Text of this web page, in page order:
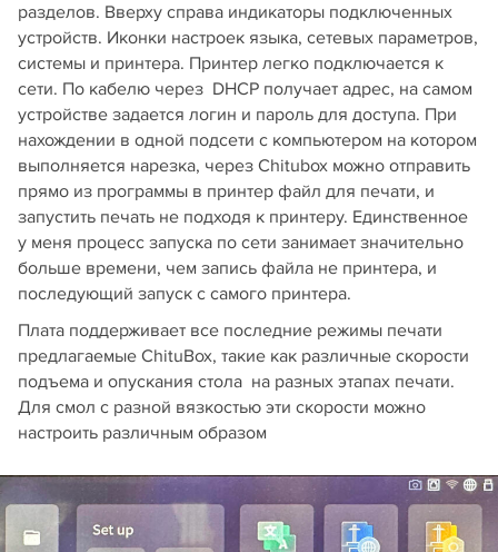
разделов. Вверху справа индикаторы подключенных
устройств. Иконки настроек языка, сетевых параметров,
системы и принтера. Принтер легко подключается к
сети. По кабелю через DHCP получает адрес, на самом
устройстве задается логин и пароль для доступа. При
нахождении в одной подсети с компьютером на котором
выполняется нарезка, через Chitubox можно отправить
прямо из программы в принтер файл для печати, и
запустить печать не подходя к принтеру. Единственное
у меня процесс запуска по сети занимает значительно
больше времени, чем запись файла не принтера, и
последующий запуск с самого принтера.
Плата поддерживает все последние режимы печати
предлагаемые ChituBox, такие как различные скорости
подъема и опускания стола на разных этапах печати.
Для смол с разной вязкостью эти скорости можно
настроить различным образом